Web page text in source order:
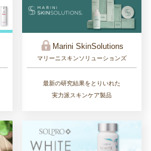
Marini SkinSolutions
マリーニスキンソリューションズ
最新の研究結果をとりいれた
実力派スキンケア製品